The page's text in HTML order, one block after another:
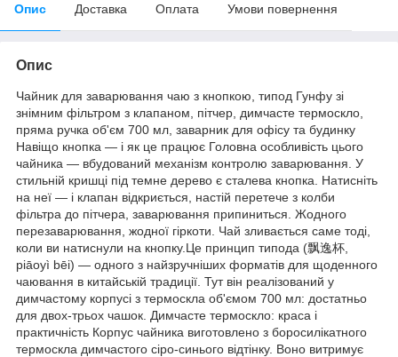
Опис Доставка Оплата Умови повернення
Опис
Чайник для заварювання чаю з кнопкою, типод Гунфу зі
знімним фільтром з клапаном, пітчер, димчасте термоскло,
пряма ручка об'єм 700 мл, заварник для офісу та будинку
Навіщо кнопка — і як це працює Головна особливість цього
чайника — вбудований механізм контролю заварювання. У
стильній кришці під темне дерево є сталева кнопка. Натисніть
на неї — і клапан відкриється, настій перетече з колби
фільтра до пітчера, заварювання припиниться. Жодного
перезаварювання, жодної гіркоти. Чай зливається саме тоді,
коли ви натиснули на кнопку.Це принцип типода (飘逸杯,
piāoyì bēi) — одного з найзручніших форматів для щоденного
чаювання в китайській традиції. Тут він реалізований у
димчастому корпусі з термоскла об'ємом 700 мл: достатньо
для двох-трьох чашок. Димчасте термоскло: краса і
практичність Корпус чайника виготовлено з боросилікатного
термоскла димчастого сіро-синього відтінку. Воно витримує